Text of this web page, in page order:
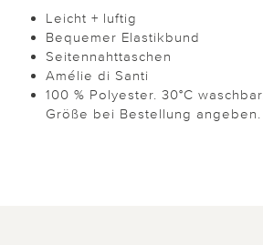
Leicht + luftig
Bequemer Elastikbund
Seitennahttaschen
Amélie di Santi
100 % Polyester. 30°C
Größe bei Bestellung angeben.